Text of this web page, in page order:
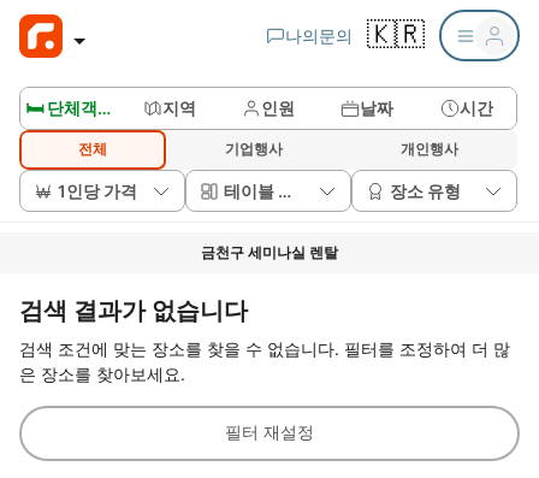
나의문의 🇰🇷
🛏️ 단체객실보기 지역 인원 날짜 시간
전체 기업행사 개인행사
1인당 가격 테이블 배치 장소 유형
금천구 세미나실 렌탈
검색 결과가 없습니다
검색 조건에 맞는 장소를 찾을 수 없습니다. 필터를 조정하여 더 많
은 장소를 찾아보세요.
필터 재설정